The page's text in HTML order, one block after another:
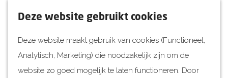
Deze website gebruikt cookies
Deze website maakt gebruik van cookies (Functioneel,
Analytisch, Marketing) die noodzakelijk zijn om de
website zo goed mogelijk te laten functioneren. Door
F
o
K
e
UITagenda
Morgen
Dit weekend